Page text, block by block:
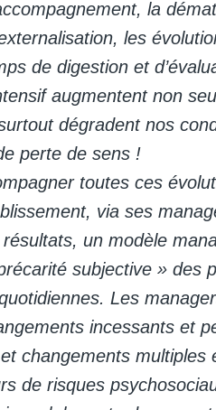
la
les
de digestion et
augmentent non
dégradent nos
perte de sens !
toutes ces
via ses
un modèle
subjective » des
Les
incessants et
changements
de risques